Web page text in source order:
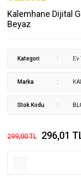
Kalemhane Dijital
Beyaz
Kategori
Marka
Stok Kodu
299,00 TL 296,01